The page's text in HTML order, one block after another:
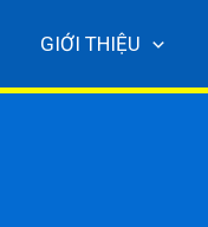
GIỚI THIỆU